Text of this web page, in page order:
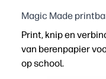
Magic Made
Print, knip en
van berenpapier
op school.